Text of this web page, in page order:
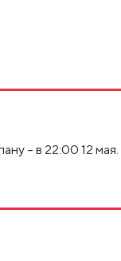
- в 22:00 12 мая.